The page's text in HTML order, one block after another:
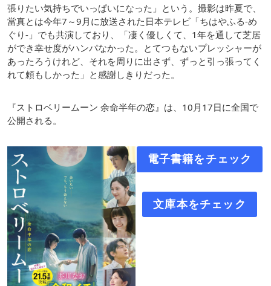
張りたい気持ちでいっぱいになった」という。撮影は昨夏で、
當真とは今年7～9月に放送された日本テレビ「ちはやふる-め
ぐり-」でも共演しており、「凄く優しくて、1年を通して芝居
ができ幸せ度がハンパなかった。とてつもないプレッシャーが
あったろうけれど、それを周りに出さず、ずっと引っ張ってく
れて頼もしかった」と感謝しきりだった。
『ストロベリームーン 余命半年の恋』は、10月17日に全国で
公開される。
電子書籍をチェック
文庫本をチェック